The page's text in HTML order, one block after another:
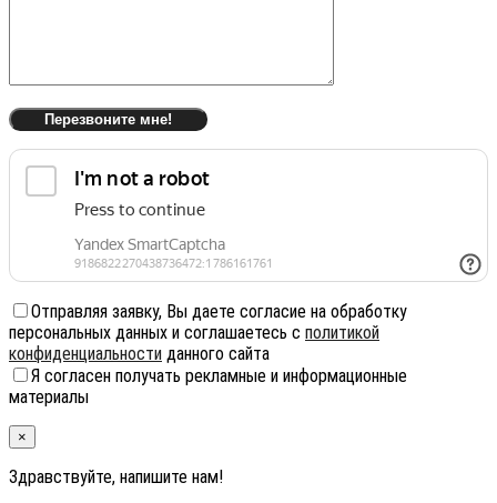
Отправляя заявку, Вы даете согласие на обработку
персональных данных и соглашаетесь с политикой
конфиденциальности данного сайта
Я согласен получать рекламные и информационные
материалы
×
Здравствуйте, напишите нам!